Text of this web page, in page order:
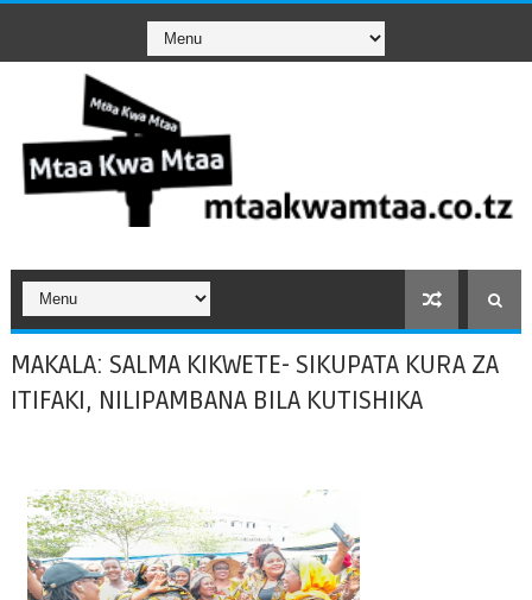
MAKALA: SALMA KIKWETE- SIKUPATA KURA ZA
ITIFAKI, NILIPAMBANA BILA KUTISHIKA